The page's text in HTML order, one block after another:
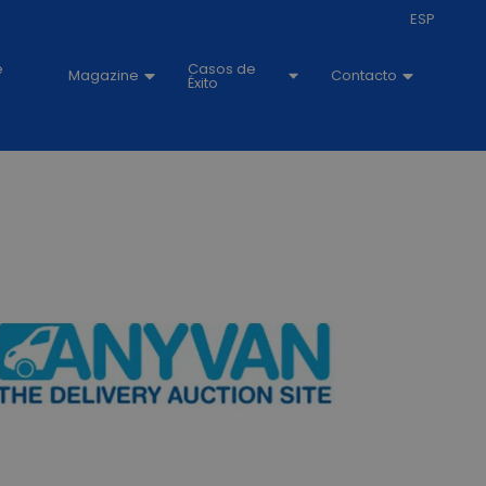
Magazine Casos de
Éxito Contacto
ESP